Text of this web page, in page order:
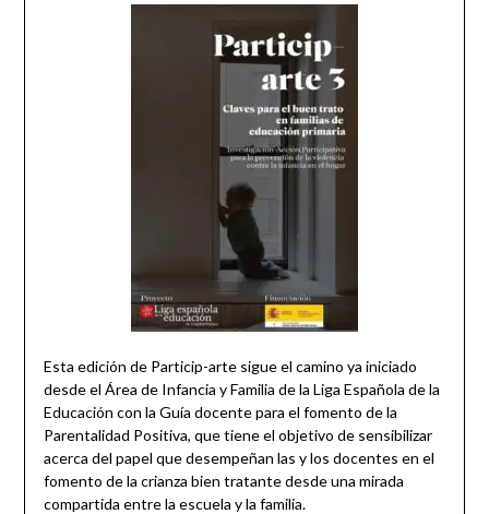
Esta edición de Particip-arte sigue el camino ya iniciado
desde el Área de Infancia y Familia de la Liga Española de la
Educación con la Guía docente para el fomento de la
Parentalidad Positiva, que tiene el objetivo de sensibilizar
acerca del papel que desempeñan las y los docentes en el
fomento de la crianza bien tratante desde una mirada
compartida entre la escuela y la familia.